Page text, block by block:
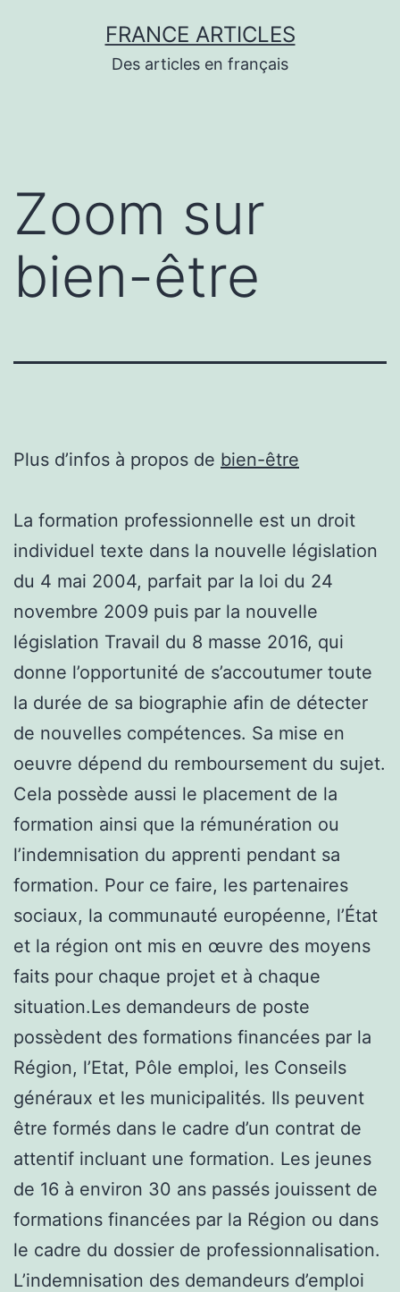
FRANCE ARTICLES
Des articles en français
Zoom sur
bien-être
Plus d’infos à propos de bien-être
La formation professionnelle est un droit
individuel texte dans la nouvelle législation
du 4 mai 2004, parfait par la loi du 24
novembre 2009 puis par la nouvelle
législation Travail du 8 masse 2016, qui
donne l’opportunité de s’accoutumer toute
la durée de sa biographie afin de détecter
de nouvelles compétences. Sa mise en
oeuvre dépend du remboursement du sujet.
Cela possède aussi le placement de la
formation ainsi que la rémunération ou
l’indemnisation du apprenti pendant sa
formation. Pour ce faire, les partenaires
sociaux, la communauté européenne, l’État
et la région ont mis en œuvre des moyens
faits pour chaque projet et à chaque
situation.Les demandeurs de poste
possèdent des formations financées par la
Région, l’Etat, Pôle emploi, les Conseils
généraux et les municipalités. Ils peuvent
être formés dans le cadre d’un contrat de
attentif incluant une formation. Les jeunes
de 16 à environ 30 ans passés jouissent de
formations financées par la Région ou dans
le cadre du dossier de professionnalisation.
L’indemnisation des demandeurs d’emploi